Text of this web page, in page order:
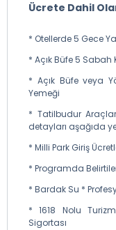
Ücrete Dahil
* Otellerde 5 Gece
* Açık Büfe 5 Sabah
* Açık Büfe veya
Yemeği
* Tatilbudur
detayları aşağıda
* Milli Park Giriş
* Programda
* Bardak Su *
* 1618 Nolu
Sigortası